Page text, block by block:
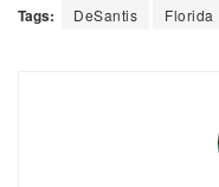
Tags: DeSantis Florida